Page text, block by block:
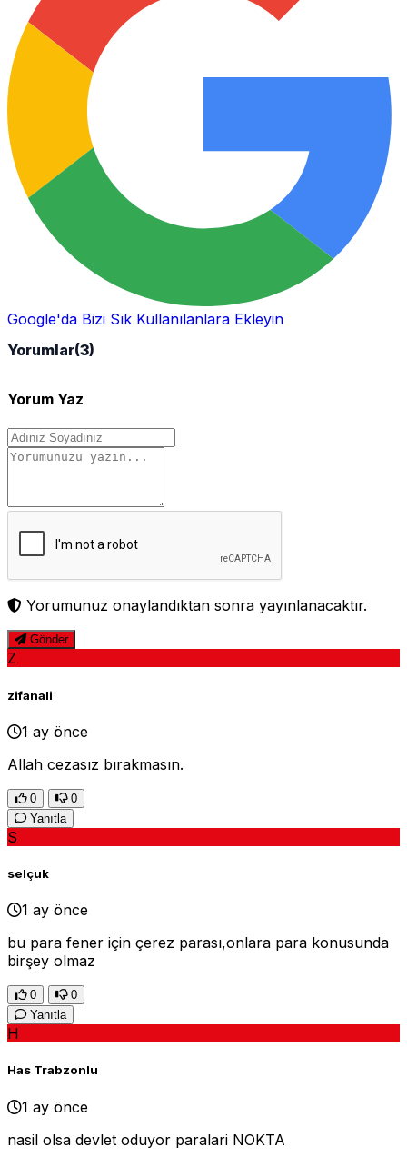
Google'da Bizi Sık Kullanılanlara Ekleyin
Yorumlar(3)
Yorum Yaz
Yorumunuz onaylandıktan sonra yayınlanacaktır.
Gönder
Z
zifanali
1 ay önce
Allah cezasız bırakmasın.
0
0
Yanıtla
S
selçuk
1 ay önce
bu para fener için çerez parası,onlara para konusunda
birşey olmaz
0
0
Yanıtla
H
Has Trabzonlu
1 ay önce
nasil olsa devlet oduyor paralari NOKTA